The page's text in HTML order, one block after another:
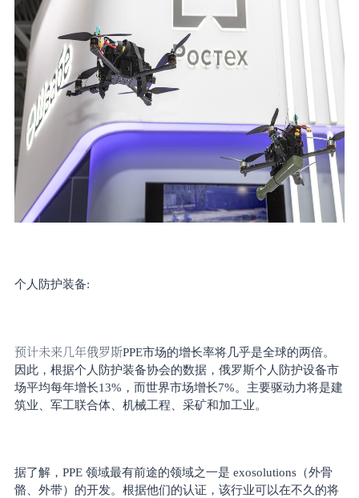
个人防护装备:
预计未来几年俄罗斯PPE市场的增长率将几乎是全球的两倍。
因此，根据个人防护装备协会的数据，俄罗斯个人防护设备市
场平均每年增长13%，而世界市场增长7%。主要驱动力将是建
筑业、军工联合体、机械工程、采矿和加工业。
据了解， PPE 领域最有前途的领域之一是 exosolutions（外骨
骼、外带）的开发。根据他们的认证，该行业可以在不久的将